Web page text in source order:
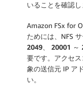
いることを確認し
Amazon FSx for
ためには、NFS
2049、 20001 ～
要です。アクセ
象の送信元 IP ア
い。